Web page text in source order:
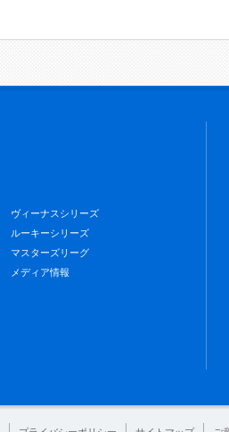
ヴィーナスシリーズ
ルーキーシリーズ
マスターズリーグ
メディア情報